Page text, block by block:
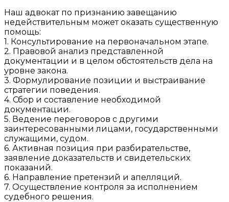
Наш адвокат по признанию завещанию
недействительным может оказать существенную
помощь:
1. Консультирование на первоначальном этапе.
2. Правовой анализ представленной
документации и в целом обстоятельств дела на
уровне закона.
3. Формулирование позиции и выстраивание
стратегии поведения.
4. Сбор и составление необходимой
документации.
5. Ведение переговоров с другими
заинтересованными лицами, государственными
служащими, судом.
6. Активная позиция при разбирательстве,
заявление доказательств и свидетельских
показаний.
6. Направление претензий и апелляций.
7. Осуществление контроля за исполнением
судебного решения.